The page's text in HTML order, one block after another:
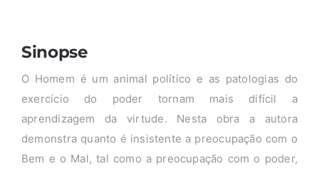
Sinopse
O Homem é um animal político e as patologias do
exercício do poder tornam mais difícil a
aprendizagem da virtude. Nesta obra a autora
demonstra quanto é insistente a preocupação com o
Bem e o Mal, tal como a preocupação com o poder,